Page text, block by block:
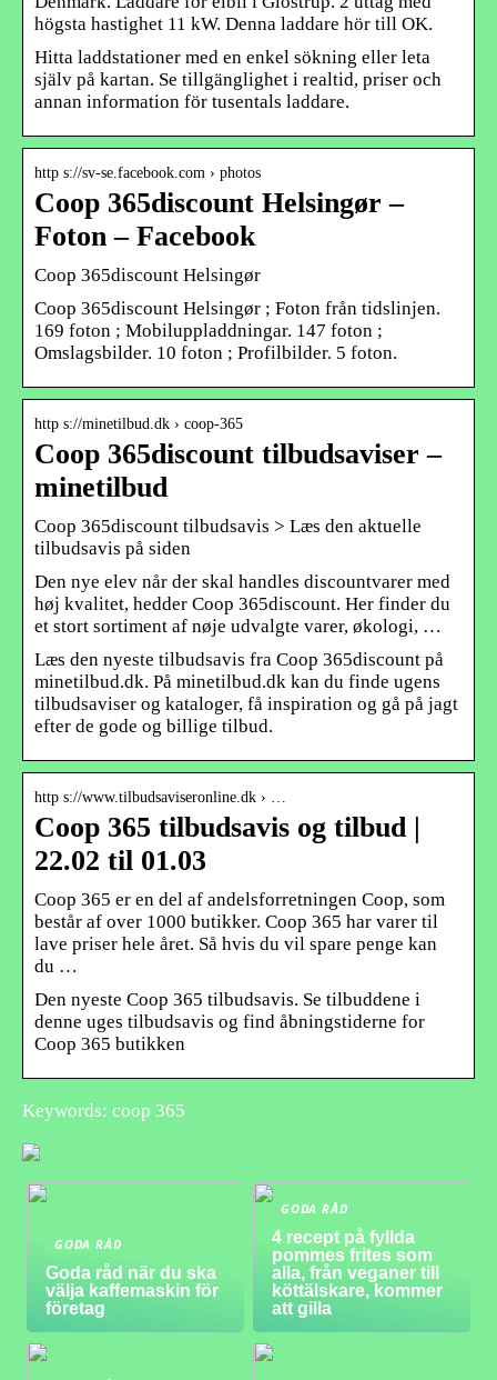
högsta hastighet 11 kW. Denna laddare hör till OK.
Hitta laddstationer med en enkel sökning eller leta
själv på kartan. Se tillgänglighet i realtid, priser och
annan information för tusentals laddare.
http s://sv-se.facebook.com › photos
Coop 365discount Helsingør –
Foton – Facebook
Coop 365discount Helsingør
Coop 365discount Helsingør ; Foton från tidslinjen.
169 foton ; Mobiluppladdningar. 147 foton ;
Omslagsbilder. 10 foton ; Profilbilder. 5 foton.
http s://minetilbud.dk › coop-365
Coop 365discount tilbudsaviser –
minetilbud
Coop 365discount tilbudsavis > Læs den aktuelle
tilbudsavis på siden
Den nye elev når der skal handles discountvarer med
høj kvalitet, hedder Coop 365discount. Her finder du
et stort sortiment af nøje udvalgte varer, økologi, …
Læs den nyeste tilbudsavis fra Coop 365discount på
minetilbud.dk. På minetilbud.dk kan du finde ugens
tilbudsaviser og kataloger, få inspiration og gå på jagt
efter de gode og billige tilbud.
http s://www.tilbudsaviseronline.dk › …
Coop 365 tilbudsavis og tilbud |
22.02 til 01.03
Coop 365 er en del af andelsforretningen Coop, som
består af over 1000 butikker. Coop 365 har varer til
lave priser hele året. Så hvis du vil spare penge kan
du …
Den nyeste Coop 365 tilbudsavis. Se tilbuddene i
denne uges tilbudsavis og find åbningstiderne for
Coop 365 butikken
Keywords: coop 365
GODA RÅD
Goda råd när du ska
välja kaffemaskin för
företag
GODA RÅD
4 recept på fyllda
pommes frites som
alla, från veganer till
köttälskare, kommer
att gilla